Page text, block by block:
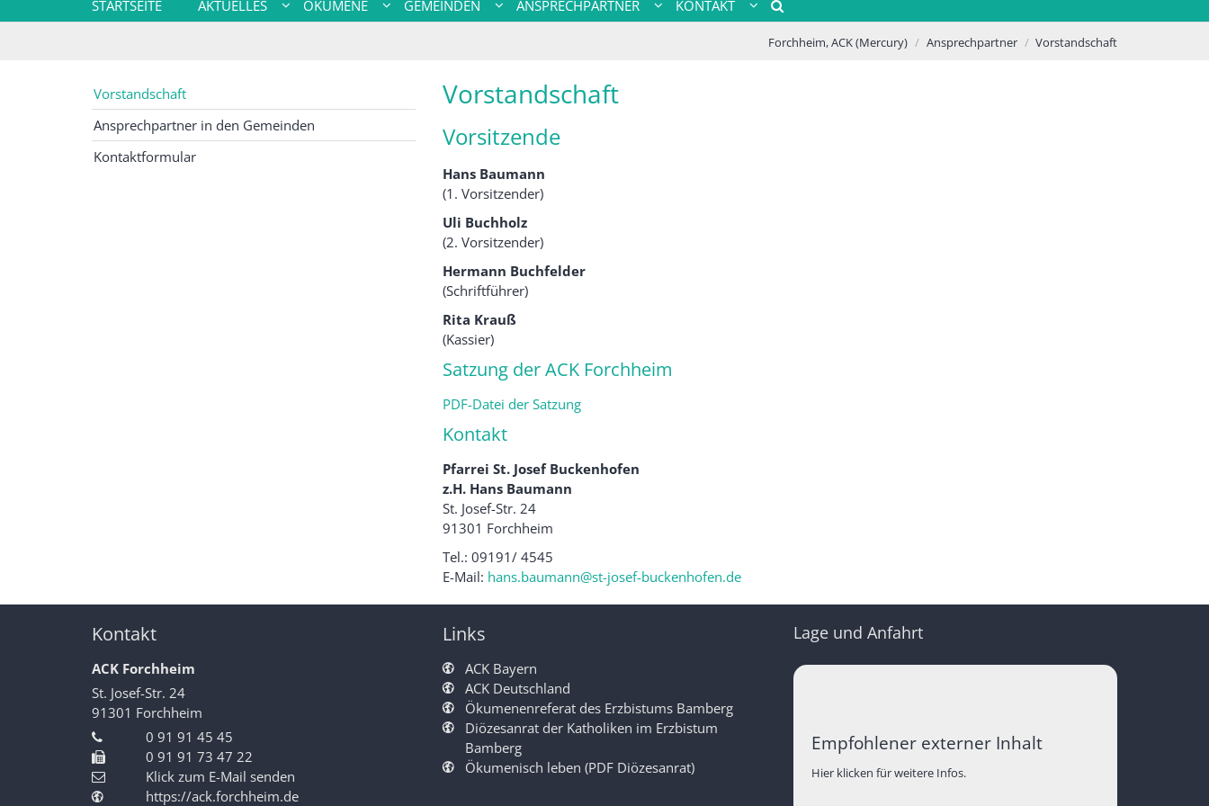
STARTSEITE AKTUELLES ÖKUMENE GEMEINDEN ANSPRECHPARTNER KONTAKT
Forchheim, ACK (Mercury) Ansprechpartner Vorstandschaft
Vorstandschaft
Vorsitzende
Hans Baumann
(1. Vorsitzender)
Uli Buchholz
(2. Vorsitzender)
Hermann Buchfelder
(Schriftführer)
Rita Krauß
(Kassier)
Satzung der ACK Forchheim
PDF-Datei der Satzung
Kontakt
Pfarrei St. Josef Buckenhofen
z.H. Hans Baumann
St. Josef-Str. 24
91301 Forchheim
Tel.: 09191/ 4545
E-Mail: hans.baumann@st-josef-buckenhofen.de
Vorstandschaft
Ansprechpartner in den Gemeinden
Kontaktformular
Kontakt
ACK Forchheim
St. Josef-Str. 24
91301 Forchheim
0 91 91 45 45
0 91 91 73 47 22
Klick zum E-Mail senden
https://ack.forchheim.de
Links
ACK Bayern
ACK Deutschland
Ökumenenreferat des Erzbistums Bamberg
Diözesanrat der Katholiken im Erzbistum
Bamberg
Ökumenisch leben (PDF Diözesanrat)
Lage und Anfahrt
Empfohlener externer Inhalt
Hier klicken für weitere Infos.